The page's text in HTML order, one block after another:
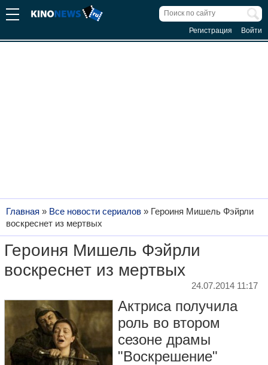
Регистрация Войти
Главная » Все новости сериалов » Героиня Мишель Фэйрли
воскреснет из мертвых
Героиня Мишель Фэйрли
воскреснет из мертвых
24.07.2014 11:17
Актриса получила
роль во втором
сезоне драмы
"Воскрешение"